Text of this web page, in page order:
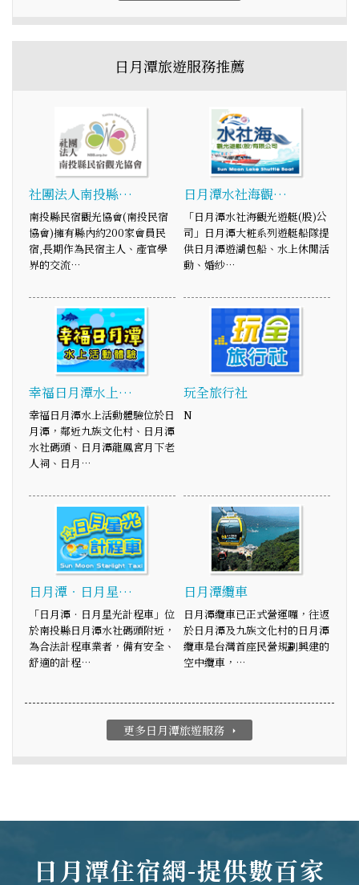
日月潭旅遊服務推薦
社團法人南投縣…
南投縣民宿觀光協會(南投民宿
協會)擁有縣內約200家會員民
宿,長期作為民宿主人、產官學
界的交流…
日月潭水社海觀…
「日月潭水社海觀光遊艇(股)公
司」日月潭大粧系列遊艇船隊提
供日月潭遊湖包船、水上休閒活
動、婚紗…
幸福日月潭水上…
幸福日月潭水上活動體驗位於日
月潭，鄰近九族文化村、日月潭
水社碼頭、日月潭龍鳳宮月下老
人祠、日月…
玩全旅行社
N
日月潭‧日月星…
「日月潭‧日月星光計程車」位
於南投縣日月潭水社碼頭附近，
為合法計程車業者，備有安全、
舒適的計程…
日月潭纜車
日月潭纜車已正式營運囉，往返
於日月潭及九族文化村的日月潭
纜車是台灣首座民營規劃興建的
空中纜車，…
更多日月潭旅遊服務 arrow_right
日月潭住宿網-提供數百家